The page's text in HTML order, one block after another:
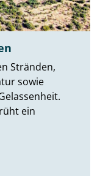
Stränden,
sowie
ein